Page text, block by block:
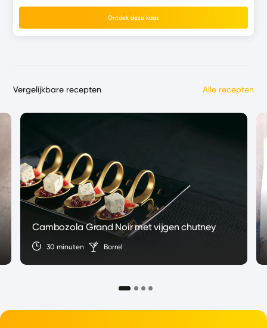
Ontdek deze kaas
Vergelijkbare recepten Alle recepten
Cambozola Grand Noir met vijgen chutney
30 minuten Borrel